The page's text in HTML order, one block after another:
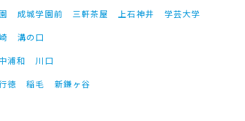
成城学園前 三軒茶屋 上石神井
学芸大学
溝の口
浦和
川口
徳 稲毛 新鎌ヶ谷